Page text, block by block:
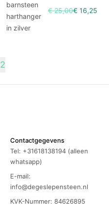
barnsteen
harthanger
in zilver
€ 25,00€ 16,25
2
Contactgegevens
Tel: +31618138194 (alleen
whatsapp)
E-mail:
info@degeslepensteen.nl
KVK-Nummer: 84626895